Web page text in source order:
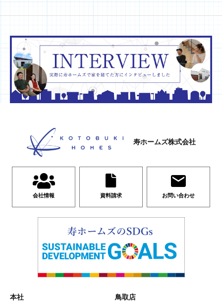
寿ホームズ株式会社
会社情報 資料請求 お問い合わせ
本社 鳥取店